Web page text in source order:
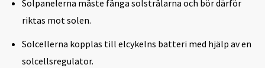
Solpanelerna måste fånga solstrålarna och bör därför
riktas mot solen.
Solcellerna kopplas till elcykelns batteri med hjälp av en
solcellsregulator.